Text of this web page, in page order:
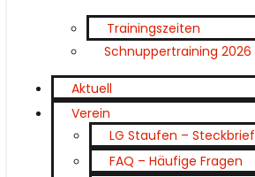
Trainingszeiten
Schnuppertraining 2026
Aktuell
Verein
LG Staufen – Steckbrief
FAQ – Häufige Fragen